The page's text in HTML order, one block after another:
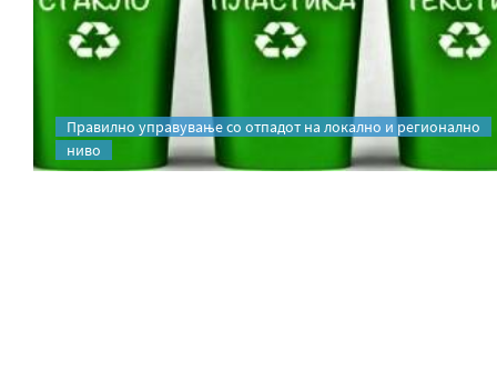
Правилно управување со отпадот на локално и регионално
ниво